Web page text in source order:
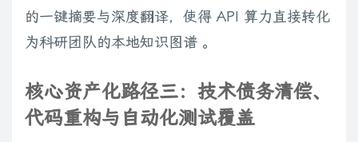
的一键摘要与深度翻译，使得 API 算力直接转化
为科研团队的本地知识图谱 。
核心资产化路径三：技术债务清偿、
代码重构与自动化测试覆盖